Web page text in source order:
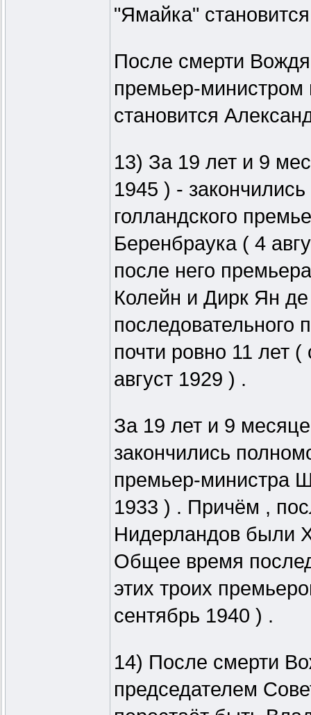
"Ямайка"
После смерти
премьер-
становится
13) За 19 лет и 9
1945 ) -
голландского
Беренбраука ( 4
после него
Колейн и Дирк Ян
последовательного
почти ровно 11 лет
август 1929 ) .
За 19 лет и 9
закончились
премьер-министра
1933 ) . Причём ,
Нидерландов были
Общее время
этих троих
сентябрь 1940 ) .
14) После смерти
председателем